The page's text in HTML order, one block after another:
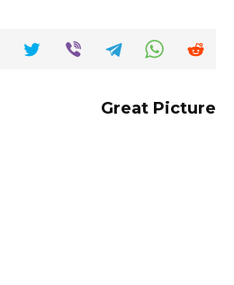
Great Picture